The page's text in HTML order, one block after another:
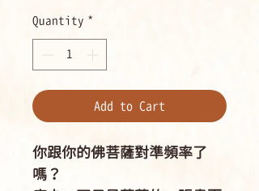
Quantity *
Add to Cart
你跟你的佛菩薩對準頻率了
嗎？